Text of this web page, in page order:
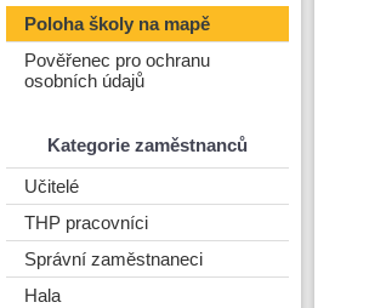
Poloha školy na mapě
Pověřenec pro ochranu
osobních údajů
Kategorie zaměstnanců
Učitelé
THP pracovníci
Správní zaměstnaneci
Hala